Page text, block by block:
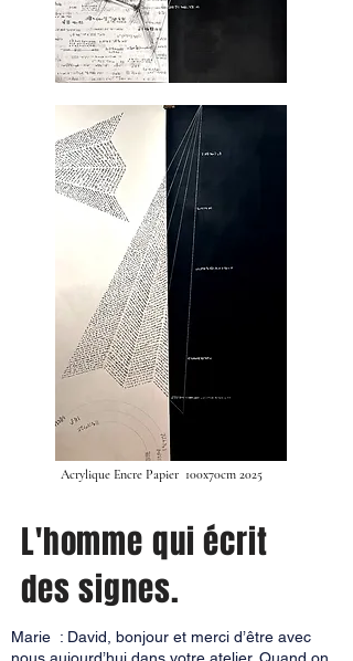
Acrylique Encre Papier 100x70cm 2025
L'homme qui écrit
des signes.
Marie : David, bonjour et merci d’être avec